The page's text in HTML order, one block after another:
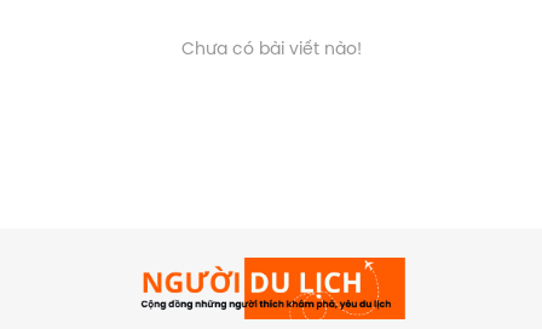
Chưa có bài viết nào!